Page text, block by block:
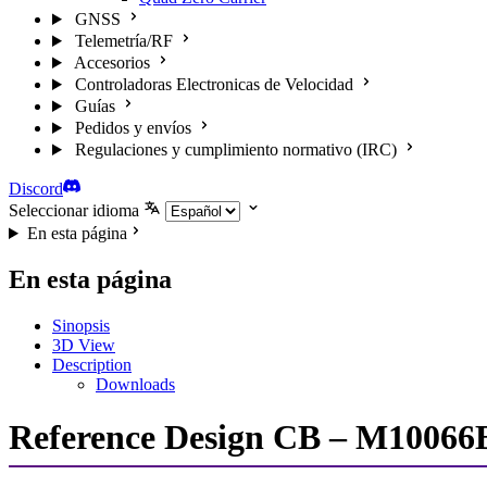
GNSS
Telemetría/RF
Accesorios
Controladoras Electronicas de Velocidad
Guías
Pedidos y envíos
Regulaciones y cumplimiento normativo (IRC)
Discord
Seleccionar idioma
En esta página
En esta página
Sinopsis
3D View
Description
Downloads
Reference Design CB –